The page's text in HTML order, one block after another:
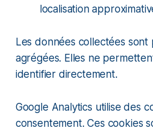
localisation
Les données collectées sont
agrégées. Elles ne
identifier directement.
Google Analytics utilise des
consentement. Ces cookies